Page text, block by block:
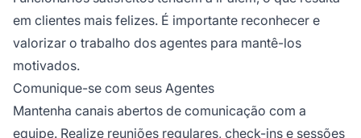
em clientes mais felizes. É importante reconhecer e
valorizar o trabalho dos agentes para mantê-los
motivados.
Comunique-se com seus Agentes
Mantenha canais abertos de comunicação com a
equipe. Realize reuniões regulares, check-ins e sessões